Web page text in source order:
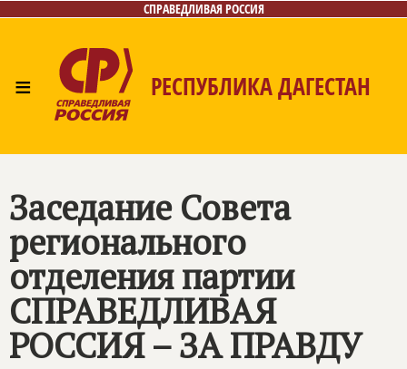
СПРАВЕДЛИВАЯ РОССИЯ
≡ РЕСПУБЛИКА ДАГЕСТАН
Контакты
Заседание Совета
регионального
отделения партии
СПРАВЕДЛИВАЯ
РОССИЯ – ЗА ПРАВДУ